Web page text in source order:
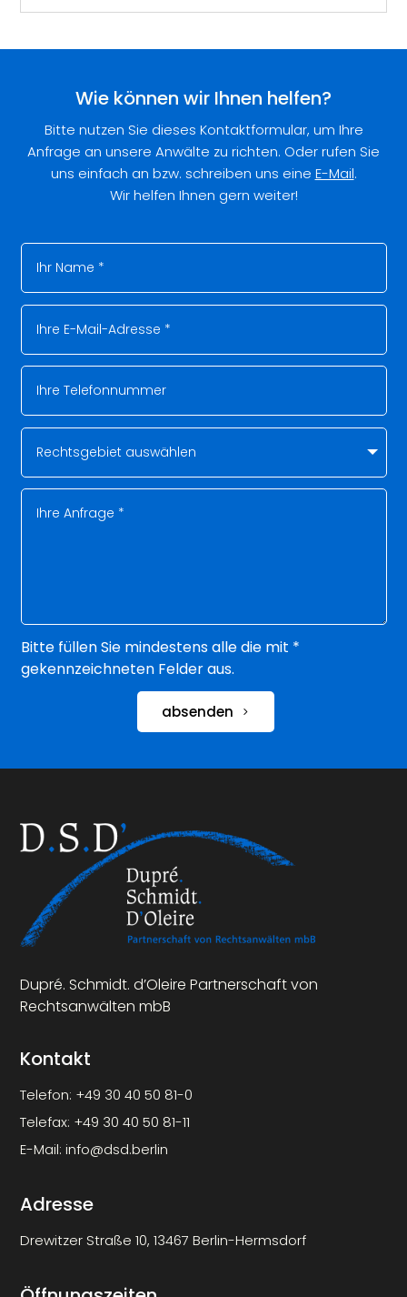
Wie können wir Ihnen helfen?
Bitte nutzen Sie dieses Kontaktformular, um Ihre
Anfrage an unsere Anwälte zu richten. Oder rufen Sie
uns einfach an bzw. schreiben uns eine E-Mail.
Wir helfen Ihnen gern weiter!
Bitte füllen Sie mindestens alle die mit *
gekennzeichneten Felder aus.
absenden
Dupré. Schmidt. d’Oleire Partnerschaft von
Rechtsanwälten mbB
Kontakt
Telefon: +49 30 40 50 81-0
Telefax: +49 30 40 50 81-11
E-Mail:info@dsd.berlin
Adresse
Drewitzer Straße 10, 13467 Berlin-Hermsdorf